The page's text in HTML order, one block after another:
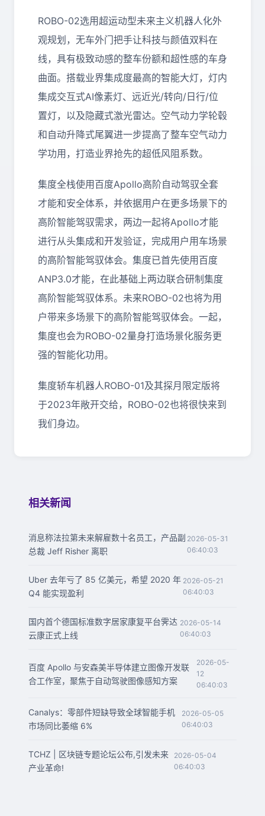
ROBO-02选用超运动型未来主义机器人化外
观规划，无车外门把手让科技与颜值双料在
线，具有极致动感的整车份额和超性感的车身
曲面。搭载业界集成度最高的智能大灯，灯内
集成交互式AI像素灯、远近光/转向/日行/位
置灯，以及隐藏式激光雷达。空气动力学轮毂
和自动升降式尾翼进一步提高了整车空气动力
学功用，打造业界抢先的超低风阻系数。
集度全栈使用百度Apollo高阶自动驾驭全套
才能和安全体系，并依据用户在更多场景下的
高阶智能驾驭需求，两边一起将Apollo才能
进行从头集成和开发验证，完成用户用车场景
的高阶智能驾驭体会。集度已首先使用百度
ANP3.0才能，在此基础上两边联合研制集度
高阶智能驾驭体系。未来ROBO-02也将为用
户带来多场景下的高阶智能驾驭体会。一起，
集度也会为ROBO-02量身打造场景化服务更
强的智能化功用。
集度轿车机器人ROBO-01及其探月限定版将
于2023年敞开交给，ROBO-02也将很快来到
我们身边。
相关新闻
消息称法拉第未来解雇数十名员工，产品副
总裁 Jeff Risher 离职
2026-05-31
06:40:03
Uber 去年亏了 85 亿美元，希望 2020 年
Q4 能实现盈利
2026-05-21
06:40:03
国内首个德国标准数字居家康复平台霁达
云康正式上线
2026-05-14
06:40:03
百度 Apollo 与安森美半导体建立图像开发联
合工作室，聚焦于自动驾驶图像感知方案
2026-05-
12
06:40:03
Canalys：零部件短缺导致全球智能手机
市场同比萎缩 6%
2026-05-05
06:40:03
TCHZ | 区块链专题论坛公布,引发未来
产业革命!
2026-05-04
06:40:03